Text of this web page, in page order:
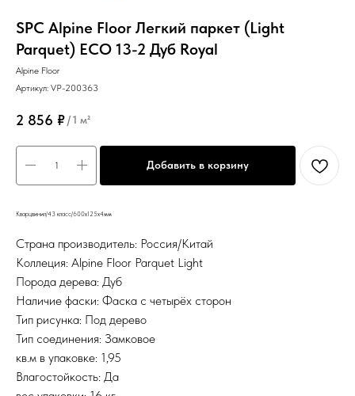
SPC Alpine Floor Легкий паркет (Light
Parquet) ЕСО 13-2 Дуб Royal
Alpine Floor
Артикул: VP-200363
2 856 ₽/1 м²
Добавить в корзину
Кварцвинил/43 класс/600х125х4мм
Страна производитель: Россия/Китай
Коллеция: Alpine Floor Parquet Light
Порода дерева: Дуб
Наличие фаски: Фаска с четырёх сторон
Тип рисунка: Под дерево
Тип соединения: Замковое
кв.м в упаковке: 1,95
Влагостойкость: Да